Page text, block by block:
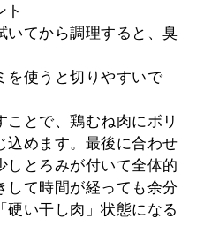
いてから調理すると、臭
を使うと切りやすいで
とで、鶏むね肉にボリ
込めます。最後に合わせ
しとろみが付いて全体的
して時間が経っても余分
硬い干し肉」状態になる